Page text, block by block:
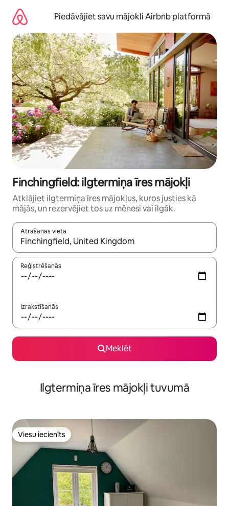
saturu
Piedāvājiet savu mājokli Airbnb platformā
Finchingfield: ilgtermiņa īres mājokļi
Atklājiet ilgtermiņa īres mājokļus, kuros justies kā
mājās, un rezervējiet tos uz mēnesi vai ilgāk.
Atrašanās vieta
Kad rezultāti kļūs pieejami, izmantojiet bultiņu uz augšu un
Reģistrēšanās
Izrakstīšanās
Meklēt
Ilgtermiņa īres mājokļi tuvumā
Viesu iecienīts
Viesu iecienīts